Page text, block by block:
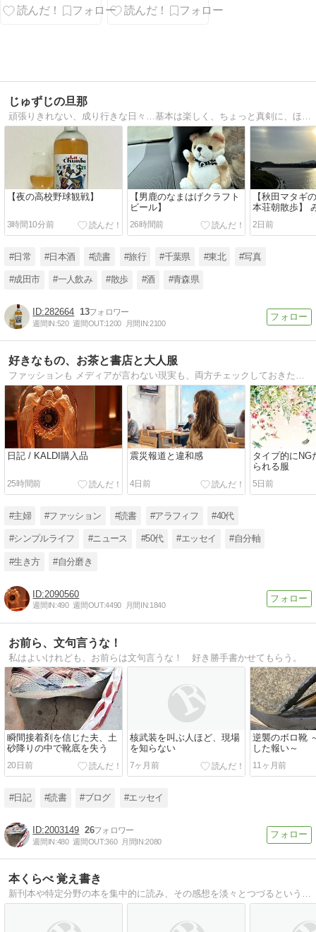
じゅずじの旦那
頑張りきれない、成り行きな日々…基本は楽しく、ちょっと真剣に、ほんの少しだけ涙も。毎日がネタ！
【夜の高校野球観戦】
3時間10分前
【男鹿のなまはげクラフト
ビール】
26時間前
【秋田マタギ
本荘朝散歩】
メツアー2026
2日前
#日常 #日本酒 #読書 #旅行 #千葉県 #東北 #写真
#成田市 #一人飲み #散歩 #酒 #青森県
282664 13
週間IN:520 週間OUT:1200 月間IN:2100
好きなもの、お茶と書店と大人服
ファッションも メディアが言わない現実も、両方チェックしておきたいアラフィフ主婦
日記 / KALDI購入品
25時間前
震災報道と違和感
4日前
タイプ的にNG
られる服
5日前
#主婦 #ファッション #読書 #アラフィフ #40代
#シンプルライフ #ニュース #50代 #エッセイ #自分軸
#生き方 #自分磨き
2090560
週間IN:490 週間OUT:4490 月間IN:1840
お前ら、文句言うな！
私はよいけれども、お前らは文句言うな！ 好き勝手書かせてもらう。
瞬間接着剤を信じた夫、土
砂降りの中で靴底を失う
20日前
核武装を叫ぶ人ほど、現場
を知らない
7ヶ月前
逆襲のボロ靴
した報い～
11ヶ月前
#日記 #読書 #ブログ #エッセイ
2003149 26
週間IN:480 週間OUT:360 月間IN:2080
本くらべ 覚え書き
新刊本や特定分野の本を集中的に読み、その感想を淡々とつづるという 自分向け書評とも言えるブログです。その本の特色をメインに記録します。